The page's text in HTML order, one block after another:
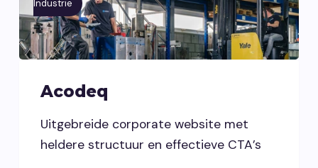
Industrie
Acodeq
Uitgebreide corporate website met
heldere structuur en effectieve CTA’s